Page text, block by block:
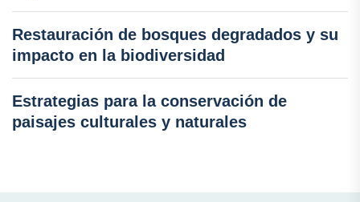
Restauración de bosques degradados y su
impacto en la biodiversidad
Estrategias para la conservación de
paisajes culturales y naturales